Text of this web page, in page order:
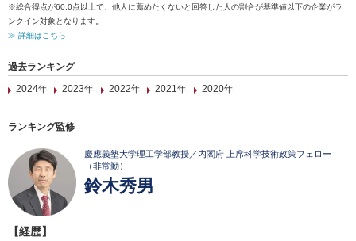
※総合得点が60.0点以上で、他人に薦めたくないと回答した人の割合が基準値以下の企業がラ
ンクイン対象となります。
≫ 詳細はこちら
過去ランキング
2024年
2023年 2022年 2021年 2020年
ランキング監修
慶應義塾大学理工学部教授／内閣府 上席科学技術政策フェロー
（非常勤）
鈴木秀男
【経歴】